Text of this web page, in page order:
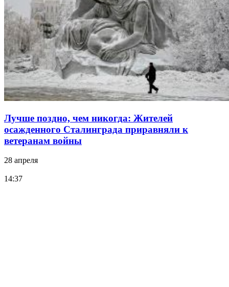
Лучше поздно, чем никогда: Жителей
осажденного Сталинграда приравняли к
ветеранам войны
28 апреля
14:37